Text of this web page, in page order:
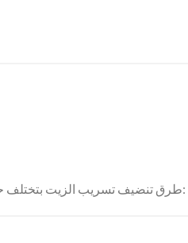
طرق تنضيف تسريب الزيت بتختلف حسب مكان التسريب، نوع الزيت، والظروف البيئية. وفيه طرق كتير مستخدمة بشكل شائع، منها: